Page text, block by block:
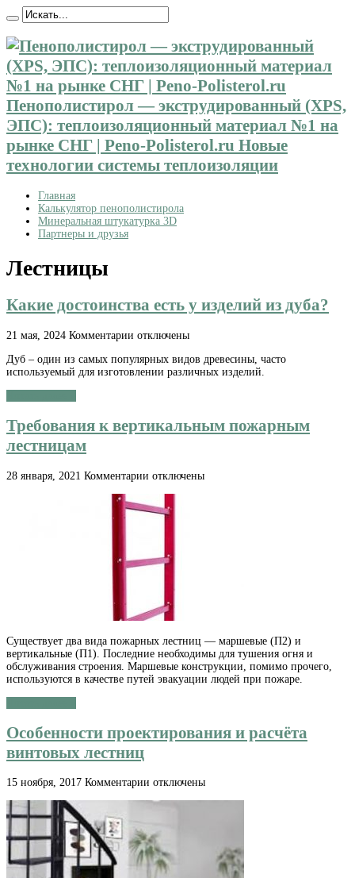
Пенополистирол — экструдированный (XPS,
ЭПС): теплоизоляционный материал №1 на
рынке СНГ | Peno-Polisterol.ru Новые
технологии системы теплоизоляции
Главная
Калькулятор пенополистирола
Минеральная штукатурка 3D
Партнеры и друзья
Лестницы
Какие достоинства есть у изделий из дуба?
21 мая, 2024 Комментарии к
Какие
достоинства
из
дуба?
отключены
Дуб – один из самых популярных видов древесины, часто
используемый для изготовлении различных изделий.
Требования к вертикальным пожарным
лестницам
28 января, 2021 Комментарии к
к
лестницам
отключены
Существует два вида пожарных лестниц — маршевые (П2) и
вертикальные (П1). Последние необходимы для тушения огня и
обслуживания строения. Маршевые конструкции, помимо прочего,
используются в качестве путей эвакуации людей при пожаре.
Особенности проектирования и расчёта
винтовых лестниц
15 ноября, 2017 Комментарии к
и
расчёта
винтовых
лестниц
отключены